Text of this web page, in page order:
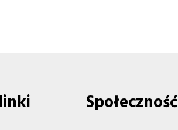
Społeczność